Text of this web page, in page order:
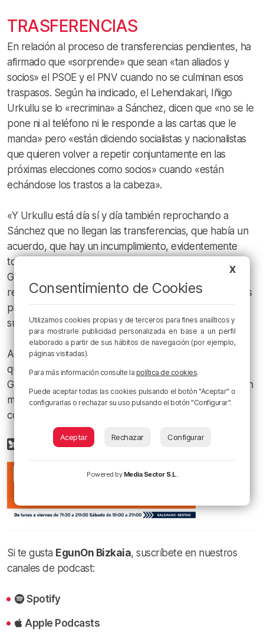
TRASFERENCIAS
En relación al proceso de transferencias pendientes, ha
afirmado que «sorprende» que sean «tan aliados y
socios» el PSOE y el PNV cuando no se culminan esos
traspasos. Según ha indicado, el Lehendakari, Iñigo
Urkullu se lo «recrimina» a Sánchez, dicen que «no se le
pone ni al teléfono ni le responde a las cartas que le
manda» pero «están diciendo socialistas y nacionalistas
que quieren volver a repetir conjuntamente en las
próximas elecciones como socios» cuando «están
echándose los trastos a la cabeza».
«Y Urkullu está día sí y día también reprochando a
Sánchez que no llegan las transferencias, que había un
acuerdo, que hay un incumplimiento, evidentemente
todo eso demuestra que hay una crisis entre entre el
Gobierno vasco y el Gobierno central y que las
relaciones no son tan apropiadas y tan buenas como las
pintan en determinadas ocasiones, y a esas quejas se
suma también Ortuzar y el PNV», ha indicado.
A su juicio, existe un «deterioro» y todo eso se debe a
que el Gobierno de Sánchez «no es de fiar, es un mal
Gobierno, un «desastroso» gobierno que ha querido, en
muchas ocasiones, trabajar unilateralmente sin contar
con las comunidades autónomas».
Si te gusta EgunOn Bizkaia, suscríbete en nuestros
canales de podcast:
Spotify
Apple Podcasts
X
Consentimiento de Cookies
Utilizamos cookies propias y de terceros para fines analíticos y
para mostrarle publicidad personalizada en base a un perfil
elaborado a partir de sus hábitos de navegación (por ejemplo,
páginas visitadas).
Para más información consulte la política de cookies.
Puede aceptar todas las cookies pulsando el botón "Aceptar" o
configurarlas o rechazar su uso pulsando el botón "Configurar".
Aceptar Rechazar Configurar
Powered by Media Sector S.L.